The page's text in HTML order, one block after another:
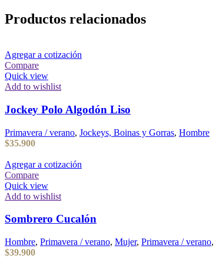
Productos relacionados
Agregar a cotización
Compare
Quick view
Add to wishlist
Jockey Polo Algodón Liso
Primavera / verano, Jockeys, Boinas y Gorras, Hombre
$35.900
Agregar a cotización
Compare
Quick view
Add to wishlist
Sombrero Cucalón
Hombre, Primavera / verano, Mujer, Primavera / verano,
$39.900